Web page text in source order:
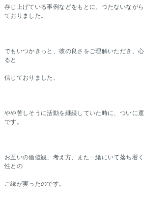
存じ上げている事例などをもとに、つたないなが
ておりました。
でもいつかきっと、彼の良さをご理解いただき、
ると
信じておりました。
やや苦しそうに活動を継続していた時に、ついに
です。
お互いの価値観、考え方、また一緒にいて落ち着
性との
ご縁が実ったのです。